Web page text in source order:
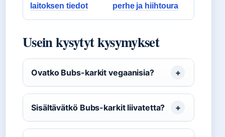
laitoksen tiedot
perhe ja hiihtoura
Usein kysytyt kysymykset
Ovatko Bubs-karkit vegaanisia?
Sisältävätkö Bubs-karkit liivatetta?